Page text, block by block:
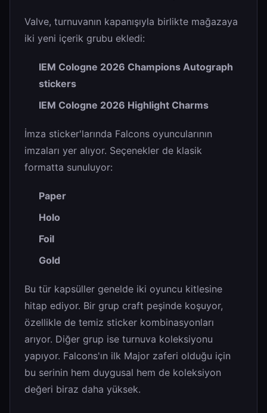
Valve, turnuvanın kapanışıyla birlikte mağazaya
iki yeni içerik grubu ekledi:
IEM Cologne 2026 Champions Autograph
stickers
IEM Cologne 2026 Highlight Charms
İmza sticker'larında Falcons oyuncularının
imzaları yer alıyor. Seçenekler de klasik
formatta sunuluyor:
Paper
Holo
Foil
Gold
Bu tür kapsüller genelde iki oyuncu kitlesine
hitap ediyor. Bir grup craft peşinde koşuyor,
özellikle de temiz sticker kombinasyonları
arıyor. Diğer grup ise turnuva koleksiyonu
yapıyor. Falcons'ın ilk Major zaferi olduğu için
bu serinin hem duygusal hem de koleksiyon
değeri biraz daha yüksek.